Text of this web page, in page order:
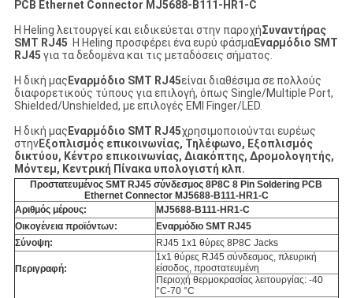
PCB Ethernet Connector MJ5688-B111-HR1-C
Η Heling λειτουργεί και ειδικεύεται στην παροχήΣυναντήρας
SMT RJ45 Η Heling προσφέρει ένα ευρύ φάσμαΕναρμόδιο SMT
RJ45 για τα δεδομένα και τις μεταδόσεις σήματος.
Η δική μας Εναρμόδιο SMT RJ45είναι διαθέσιμα σε πολλούς
διαφορετικούς τύπους για επιλογή, όπως Single/Multiple Port,
Shielded/Unshielded, με επιλογές EMI Finger/LED.
Η δική μας Εναρμόδιο SMT RJ45χρησιμοποιούνται ευρέως
στηνΕξοπλισμός επικοινωνίας, Τηλέφωνο, Εξοπλισμός
δικτύου, Κέντρο επικοινωνίας, Διακόπτης, Δρομολογητής,
Μόντεμ, Κεντρική Πίνακα υπολογιστή κλπ.
Προστατευμένος SMT RJ45 σύνδεσμος 8P8C 8 Pin Soldering PCB
Ethernet Connector MJ5688-B111-HR1-C
Αριθμός μέρους:
MJ5688-B111-HR1-C
Οικογένεια προϊόντων:
Εναρμόδιο SMT RJ45
Σύνοψη:
RJ45 1x1 θύρες 8P8C Jacks
Περιγραφή:
1x1 θύρες RJ45 σύνδεσμος, πλευρική
είσοδος, προστατευμένη
Περιοχή θερμοκρασίας λειτουργίας: -40
°C-70 °C